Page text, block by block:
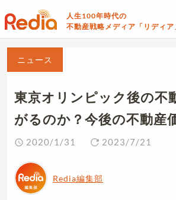
人生100年時代の
不動産戦略メディア「リディア
ニュース
東京オリンピック後の不
がるのか？今後の不動産
2020/1/31 2023/7/21
Redia編集部